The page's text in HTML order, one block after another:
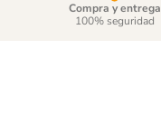
Compra y entrega
100% seguridad